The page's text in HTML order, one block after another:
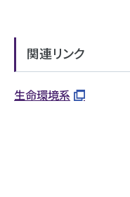
関連リンク
生命環境系